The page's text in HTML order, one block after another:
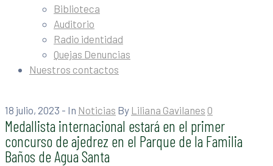
Biblioteca
Auditorio
Radio identidad
Quejas Denuncias
Nuestros contactos
18 julio, 2023 - In Noticias By Liliana Gavilanes 0
Medallista internacional estará en el primer
concurso de ajedrez en el Parque de la Familia
Baños de Agua Santa